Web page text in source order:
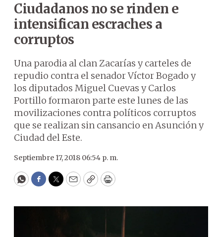
Ciudadanos no se rinden e
intensifican escraches a
corruptos
Una parodia al clan Zacarías y carteles de
repudio contra el senador Víctor Bogado y
los diputados Miguel Cuevas y Carlos
Portillo formaron parte este lunes de las
movilizaciones contra políticos corruptos
que se realizan sin cansancio en Asunción y
Ciudad del Este.
Septiembre 17, 2018 06:54 p. m.
WhatsApp
Facebook
Twitter
EmailCopyPrint